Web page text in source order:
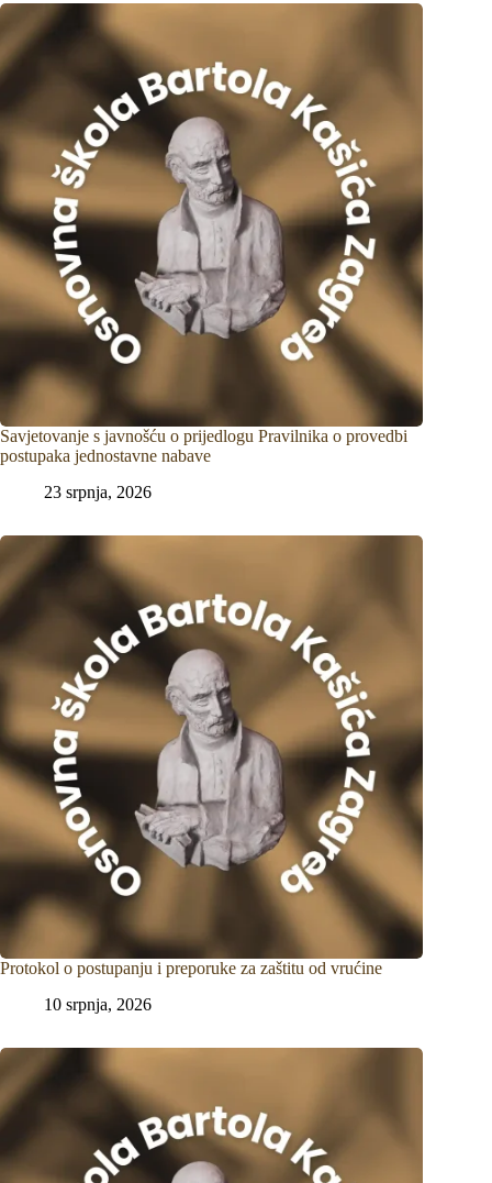
Savjetovanje s javnošću o prijedlogu Pravilnika o provedbi
postupaka jednostavne nabave
23 srpnja, 2026
Protokol o postupanju i preporuke za zaštitu od vrućine
10 srpnja, 2026